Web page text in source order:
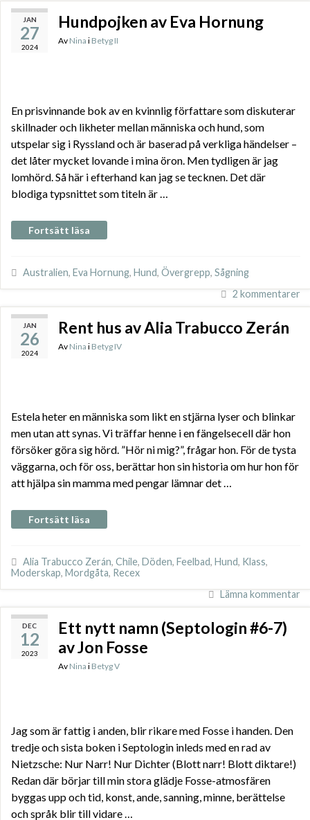
JAN
27
2024
Hundpojken av Eva Hornung
Av Nina i Betyg II
En prisvinnande bok av en kvinnlig författare som diskuterar
skillnader och likheter mellan människa och hund, som
utspelar sig i Ryssland och är baserad på verkliga händelser –
det låter mycket lovande i mina öron. Men tydligen är jag
lomhörd. Så här i efterhand kan jag se tecknen. Det där
blodiga typsnittet som titeln är …
Fortsätt läsa
Australien, Eva Hornung, Hund, Övergrepp, Sågning
2 kommentarer
JAN
26
2024
Rent hus av Alia Trabucco Zerán
Av Nina i Betyg IV
Estela heter en människa som likt en stjärna lyser och blinkar
men utan att synas. Vi träffar henne i en fängelsecell där hon
försöker göra sig hörd. ”Hör ni mig?”, frågar hon. För de tysta
väggarna, och för oss, berättar hon sin historia om hur hon för
att hjälpa sin mamma med pengar lämnar det …
Fortsätt läsa
Alia Trabucco Zerán, Chile, Döden, Feelbad, Hund, Klass,
Moderskap, Mordgåta, Recex
Lämna kommentar
DEC
12
2023
Ett nytt namn (Septologin #6-7)
av Jon Fosse
Av Nina i Betyg V
Jag som är fattig i anden, blir rikare med Fosse i handen. Den
tredje och sista boken i Septologin inleds med en rad av
Nietzsche: Nur Narr! Nur Dichter (Blott narr! Blott diktare!)
Redan där börjar till min stora glädje Fosse-atmosfären
byggas upp och tid, konst, ande, sanning, minne, berättelse
och språk blir till vidare …